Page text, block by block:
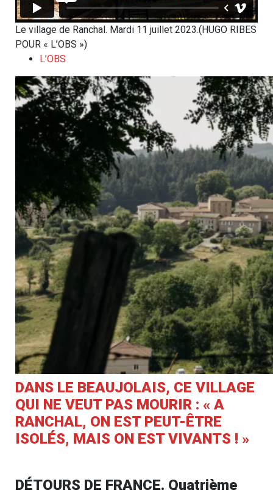
Le village de Ranchal. Mardi 11 juillet 2023.(HUGO RIBES
POUR « L’OBS »)
L’OBS
DANS LE BEAUJOLAIS, CE VILLAGE
QUI NE VEUT PAS MOURIR : « A
RANCHAL, ON EST PEUT-ÊTRE
ISOLÉS, MAIS ON EST VIVANTS ! »
DÉTOURS DE FRANCE. Quatrième